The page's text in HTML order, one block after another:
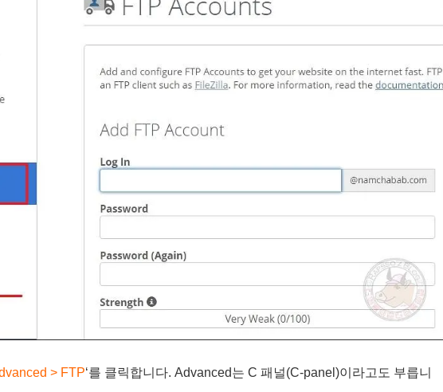
> FTP‘를 클릭합니다. Advanced는 C 패널(C-panel)이라고도 부릅니